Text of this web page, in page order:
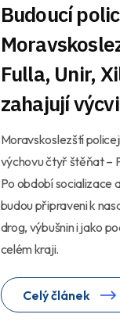
Budoucí
Fulla, Unir,
zahajují
Moravskoslezští
výchovu čtyř štěňat –
Po období socializace
budou připraveni k
drog, výbušnin i jako
celém kraji.
Celý článek